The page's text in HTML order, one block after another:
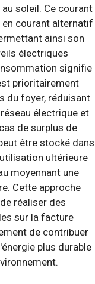
soleil. Ce courant
courant alternatif
ainsi son
électriques
signifie
prioritairement
du foyer, réduisant
électrique et
de surplus de
être stocké dans
ultérieure
moyennant une
Cette approche
réaliser des
sur la facture
de contribuer
plus durable